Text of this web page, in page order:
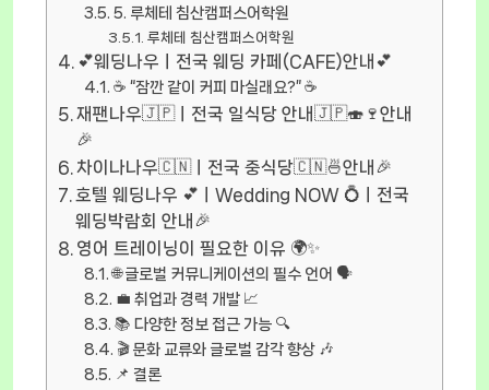
5. 루체테 침산캠퍼스어학원
루체테 침산캠퍼스어학원
💕웨딩나우ㅣ전국 웨딩 카페(CAFE)안내💕
☕ “잠깐 같이 커피 마실래요?” ☕
재팬나우🇯🇵ㅣ전국 일식당 안내🇯🇵🍣🍷안내
🎉
차이나나우🇨🇳ㅣ전국 중식당🇨🇳🍜안내🎉
호텔 웨딩나우 💕ㅣWedding NOW 💍ㅣ전국
웨딩박람회 안내🎉
영어 트레이닝이 필요한 이유 🌍✨
🌐 글로벌 커뮤니케이션의 필수 언어 🗣️
💼 취업과 경력 개발 📈
📚 다양한 정보 접근 가능 🔍
🎬 문화 교류와 글로벌 감각 향상 🎶
📌 결론